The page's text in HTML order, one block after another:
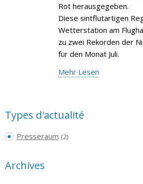
Rot herausgegeben.
Diese sintflutartigen
Wetterstation am
zu zwei Rekorden der
für den Monat Juli.
Mehr Lesen
Types d'actualité
Presseraum (2)
Archives